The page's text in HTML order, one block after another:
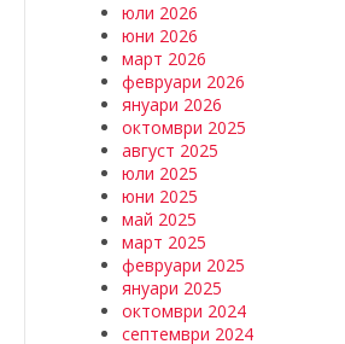
юли 2026
юни 2026
март 2026
февруари 2026
януари 2026
октомври 2025
август 2025
юли 2025
юни 2025
май 2025
март 2025
февруари 2025
януари 2025
октомври 2024
септември 2024